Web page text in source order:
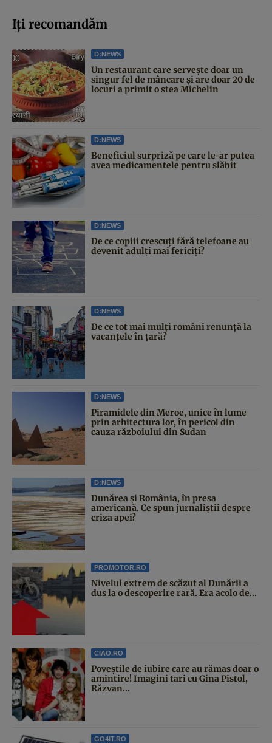
Iți recomandăm
D:NEWS
Un restaurant care servește doar un
singur fel de mâncare și are doar 20 de
locuri a primit o stea Michelin
D:NEWS
Beneficiul surpriză pe care le-ar putea
avea medicamentele pentru slăbit
D:NEWS
De ce copiii crescuți fără telefoane au
devenit adulți mai fericiți?
D:NEWS
De ce tot mai mulți români renunță la
vacanțele în țară?
D:NEWS
Piramidele din Meroe, unice în lume
prin arhitectura lor, în pericol din
cauza războiului din Sudan
D:NEWS
Dunărea și România, în presa
americană. Ce spun jurnaliștii despre
criza apei?
PROMOTOR.RO
Nivelul extrem de scăzut al Dunării a
dus la o descoperire rară. Era acolo de...
CIAO.RO
Poveştile de iubire care au rămas doar o
amintire! Imagini tari cu Gina Pistol,
Răzvan...
GO4IT.RO